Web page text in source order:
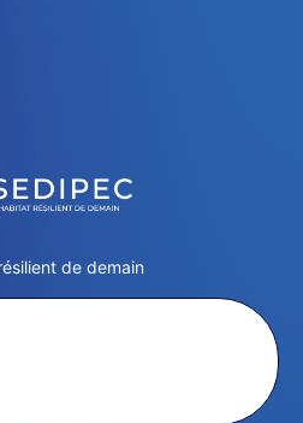
de demain